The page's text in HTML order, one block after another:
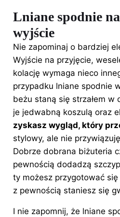
Lniane spodnie
wyjście
Nie zapominaj o bardziej
Wyjście na przyjęcie,
kolację wymaga nieco
przypadku lniane spodnie
beżu staną się strzałem w
je jedwabną koszulą oraz
zyskasz wygląd, który
stylowy, ale nie
Dobrze dobrana biżuteria
pewnością dodadzą
ty możesz przygotować
z pewnością staniesz się
I nie zapomnij, że lniane